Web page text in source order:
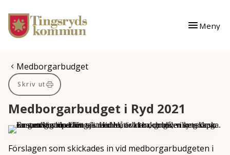
Gå till innehåll
Gå till huvudmeny
Meny
Du är här:
Medborgarbudget
Skriv ut
Medborgarbudget i Ryd 2021
Förslagen som skickades in vid medborgarbudgeten i